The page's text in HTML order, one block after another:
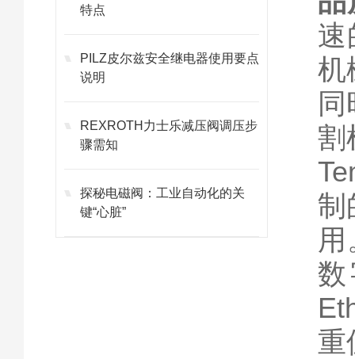
特点
PILZ皮尔兹安全继电器使用要点
说明
REXROTH力士乐减压阀调压步
骤需知
探秘电磁阀：工业自动化的关
键“心脏”
速
机
割
制
数
重